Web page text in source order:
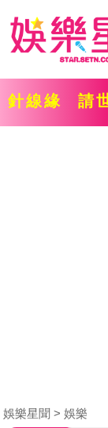
針線緣 請
娛樂星聞 娛樂